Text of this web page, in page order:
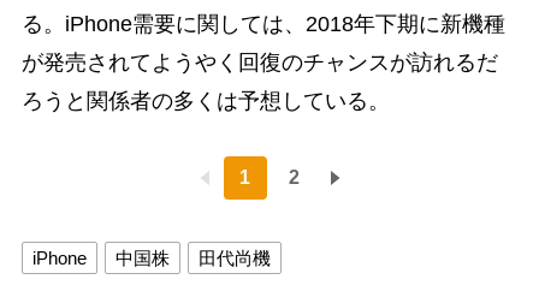
る。iPhone需要に関しては、2018年下期に新機種
が発売されてようやく回復のチャンスが訪れるだ
ろうと関係者の多くは予想している。
1 2
iPhone 中国株 田代尚機